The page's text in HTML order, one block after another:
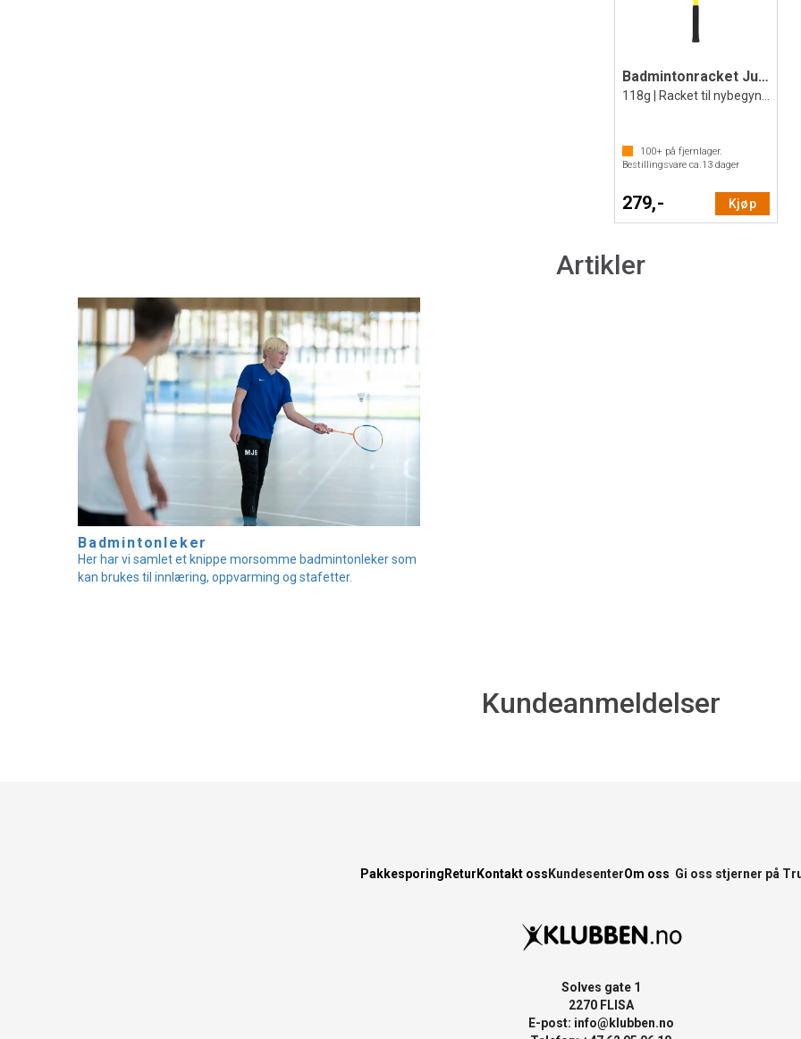
Badmintonracket Junior
100+ på fjernlager.
Bestillingsvare ca.13 dager
279,- Kjøp
Artikler
Badmintonleker
Her har vi samlet et knippe morsomme badmintonleker som
kan brukes til innlæring, oppvarming og stafetter.
Kundeanmeldelser
Pakkesporing Retur Kontakt oss KundesenterOm oss Gi oss stjerner på
Solves gate 1
2270 FLISA
E-post: info@klubben.no